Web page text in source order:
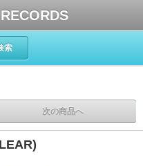
索
次の商品へ